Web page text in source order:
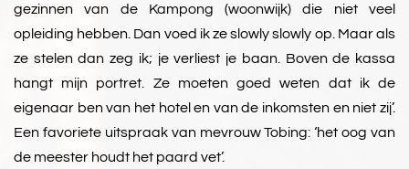
gezinnen van de Kampong (woonwijk) die niet veel
opleiding hebben. Dan voed ik ze slowly slowly op. Maar als
ze stelen dan zeg ik; je verliest je baan. Boven de kassa
hangt mijn portret. Ze moeten goed weten dat ik de
eigenaar ben van het hotel en van de inkomsten en niet zij’.
Een favoriete uitspraak van mevrouw Tobing: ‘het oog van
de meester houdt het paard vet’.